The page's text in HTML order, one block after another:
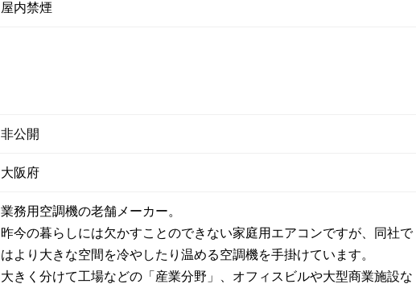
屋内禁煙
非公開
大阪府
業務用空調機の老舗メーカー。
昨今の暮らしには欠かすことのできない家庭用エアコンですが、同社で
はより大きな空間を冷やしたり温める空調機を手掛けています。
大きく分けて工場などの「産業分野」、オフィスビルや大型商業施設な